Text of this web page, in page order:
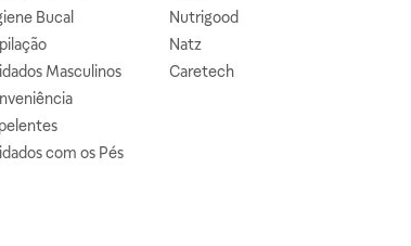
Bucal
Masculinos
com os Pés
Nutrigood
Natz
Caretech